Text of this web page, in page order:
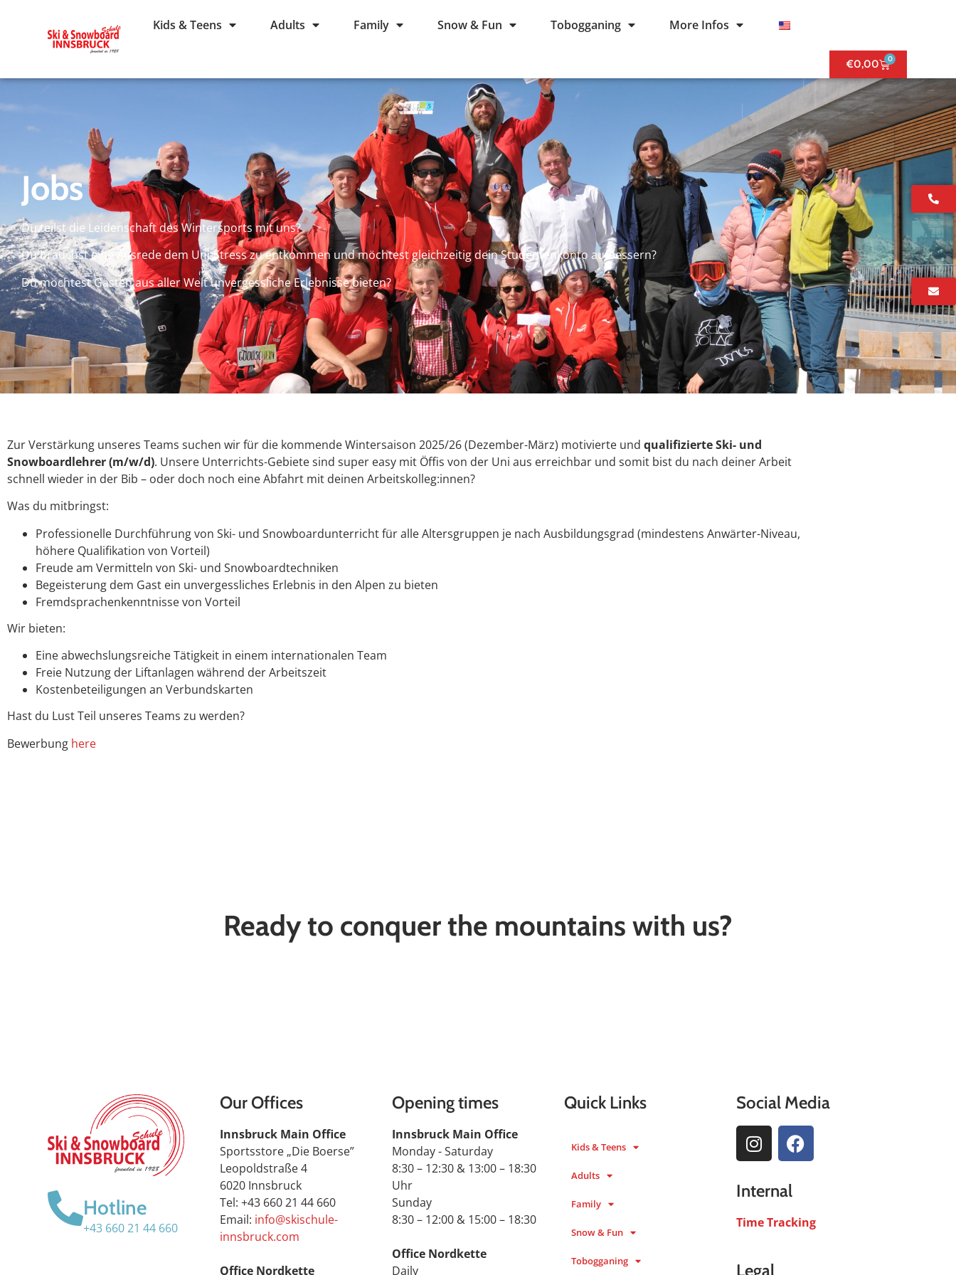
Kids & Teens Adults Family Snow & Fun Tobogganing More Infos
€0,00 0
Jobs
Du teilst die Leidenschaft des Wintersports mit uns?
Du brauchst eine Ausrede dem Uni-Stress zu entkommen und möchtest gleichzeitig dein Studentenkonto aufbessern?
Du möchtest Gästen aus aller Welt unvergessliche Erlebnisse bieten?
Zur Verstärkung unseres Teams suchen wir für die kommende Wintersaison 2025/26 (Dezember-März) motivierte und qualifizierte Ski- und
Snowboardlehrer (m/w/d). Unsere Unterrichts-Gebiete sind super easy mit Öffis von der Uni aus erreichbar und somit bist du nach deiner Arbeit
schnell wieder in der Bib – oder doch noch eine Abfahrt mit deinen Arbeitskolleg:innen?
Was du mitbringst:
Professionelle Durchführung von Ski- und Snowboardunterricht für alle Altersgruppen je nach Ausbildungsgrad (mindestens Anwärter-Niveau,
höhere Qualifikation von Vorteil)
Freude am Vermitteln von Ski- und Snowboardtechniken
Begeisterung dem Gast ein unvergessliches Erlebnis in den Alpen zu bieten
Fremdsprachenkenntnisse von Vorteil
Wir bieten:
Eine abwechslungsreiche Tätigkeit in einem internationalen Team
Freie Nutzung der Liftanlagen während der Arbeitszeit
Kostenbeteiligungen an Verbundskarten
Hast du Lust Teil unseres Teams zu werden?
Bewerbung here
Ready to conquer the mountains with us?
Hotline
+43 660 21 44 660
Our Offices
Innsbruck Main Office
Sportsstore „Die Boerse”
Leopoldstraße 4
6020 Innsbruck
Tel: +43 660 21 44 660
Email: info@skischule-
innsbruck.com
Office Nordkette
Opening times
Innsbruck Main Office
Monday - Saturday
8:30 – 12:30 & 13:00 – 18:30
Uhr
Sunday
8:30 – 12:00 & 15:00 – 18:30
Office Nordkette
Daily
Quick Links
Kids & Teens
Adults
Family
Snow & Fun
Tobogganing
Social Media
Internal
Time Tracking
Legal